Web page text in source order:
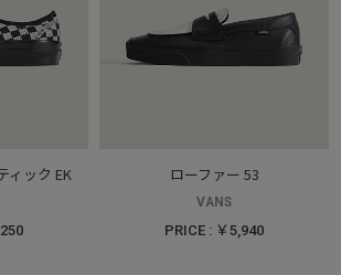
ィック EK ローファー 53
VANS
PRICE : ￥5,940